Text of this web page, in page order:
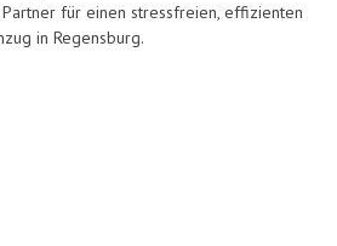
für einen stressfreien, effizienten
in Regensburg.